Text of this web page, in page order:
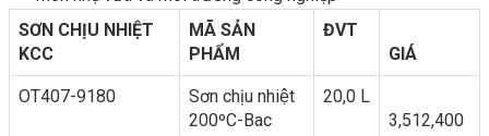
SƠN CHỊU NHIỆT
KCC
MÃ SẢN
PHẨM
ĐVT
GIÁ
OT407-9180
Sơn chịu nhiệt
200ºC-Bac
20,0 L
3,512,400